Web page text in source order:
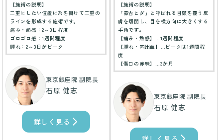
【施術の説明】
二重にしたい位置に糸を掛けて二重の
ラインを形成する施術です。
痛み・熱感：2～3日程度
ゴロゴロ感：1週間程度
腫れ：2～3日がピーク
東京銀座院 副院長
石原 健志
詳しく見る
【施術の説明】
「蒙古ヒダ」と呼ばれる目頭を覆う皮
膚を切開し、目を横方向に大きくする
手術です。
【痛み・熱感】…1週間程度
【腫れ・内出血】…ピークは1週間程
度
【傷口の赤味】…3か月
東京銀座院 副院長
石原 健志